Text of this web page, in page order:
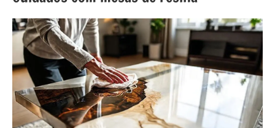
Explore
nossas
dicas
e
inspirações
sobre
mesa
de